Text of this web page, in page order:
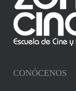
CONÓCENOS